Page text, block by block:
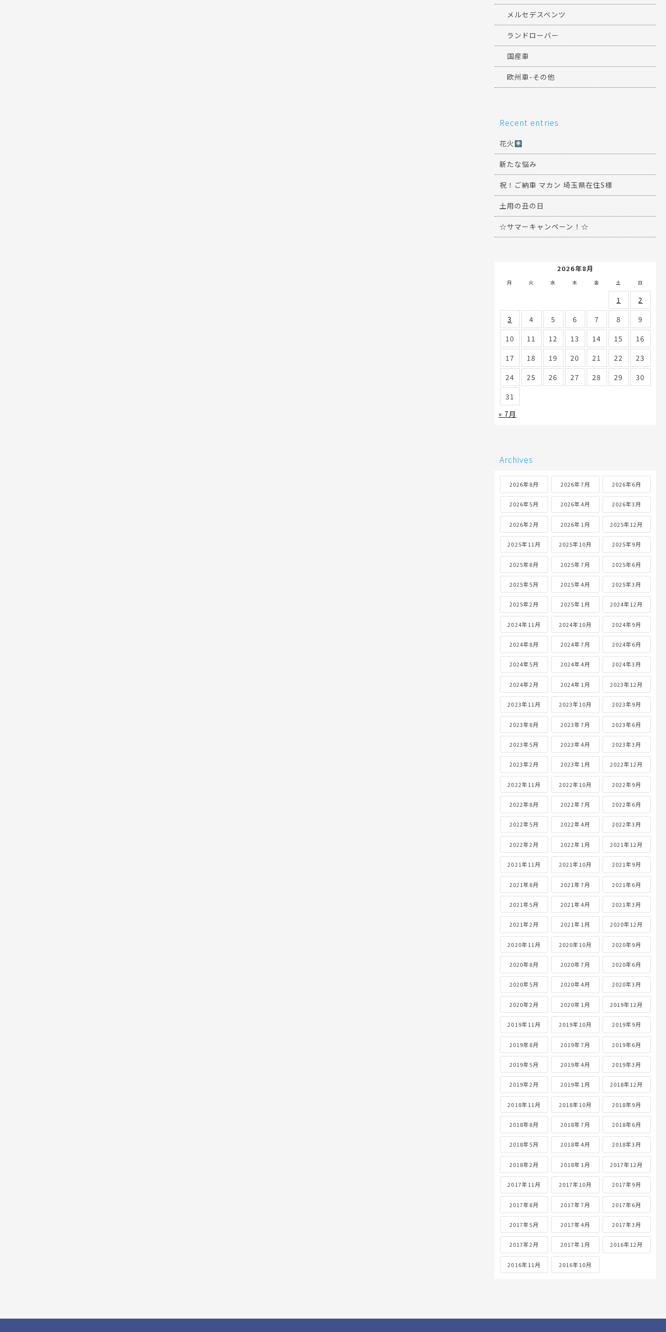
メルセデスベンツ
ランドローバー
国産車
欧州車-その他
Recent entries
花火
新たな悩み
祝！ご納車 マカン 埼玉県在住S様
土用の丑の日
☆サマーキャンペーン！☆
2026年8月
月 火 水 木 金 土 日
1
2
3
4 5 6 7 8
9
10
11 12 13 14 15
16
17
18 19 20 21 22
23
24
25 26 27 28 29
30
31
« 7月
Archives
2026年8月 2026年7月 2026年6月
2026年5月 2026年4月 2026年3月
2026年2月 2026年1月 2025年12月
2025年11月 2025年10月 2025年9月
2025年8月 2025年7月 2025年6月
2025年5月 2025年4月 2025年3月
2025年2月 2025年1月 2024年12月
2024年11月 2024年10月 2024年9月
2024年8月 2024年7月 2024年6月
2024年5月 2024年4月 2024年3月
2024年2月 2024年1月 2023年12月
2023年11月 2023年10月 2023年9月
2023年8月 2023年7月 2023年6月
2023年5月 2023年4月 2023年3月
2023年2月 2023年1月 2022年12月
2022年11月 2022年10月 2022年9月
2022年8月 2022年7月 2022年6月
2022年5月 2022年4月 2022年3月
2022年2月 2022年1月 2021年12月
2021年11月 2021年10月 2021年9月
2021年8月 2021年7月 2021年6月
2021年5月 2021年4月 2021年3月
2021年2月 2021年1月 2020年12月
2020年11月 2020年10月 2020年9月
2020年8月 2020年7月 2020年6月
2020年5月 2020年4月 2020年3月
2020年2月 2020年1月 2019年12月
2019年11月 2019年10月 2019年9月
2019年8月 2019年7月 2019年6月
2019年5月 2019年4月 2019年3月
2019年2月 2019年1月 2018年12月
2018年11月 2018年10月 2018年9月
2018年8月 2018年7月 2018年6月
2018年5月 2018年4月 2018年3月
2018年2月 2018年1月 2017年12月
2017年11月 2017年10月 2017年9月
2017年8月 2017年7月 2017年6月
2017年5月 2017年4月 2017年3月
2017年2月 2017年1月 2016年12月
2016年11月 2016年10月